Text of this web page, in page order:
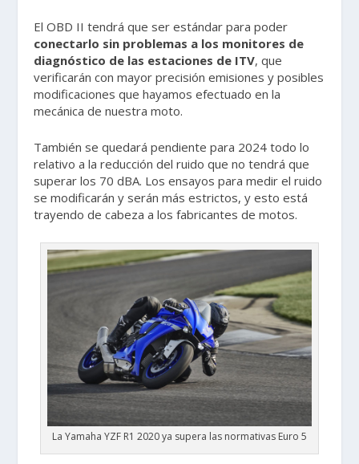
El OBD II tendrá que ser estándar para poder
conectarlo sin problemas a los monitores de
diagnóstico de las estaciones de ITV, que
verificarán con mayor precisión emisiones y posibles
modificaciones que hayamos efectuado en la
mecánica de nuestra moto.
También se quedará pendiente para 2024 todo lo
relativo a la reducción del ruido que no tendrá que
superar los 70 dBA. Los ensayos para medir el ruido
se modificarán y serán más estrictos, y esto está
trayendo de cabeza a los fabricantes de motos.
La Yamaha YZF R1 2020 ya supera las normativas Euro 5